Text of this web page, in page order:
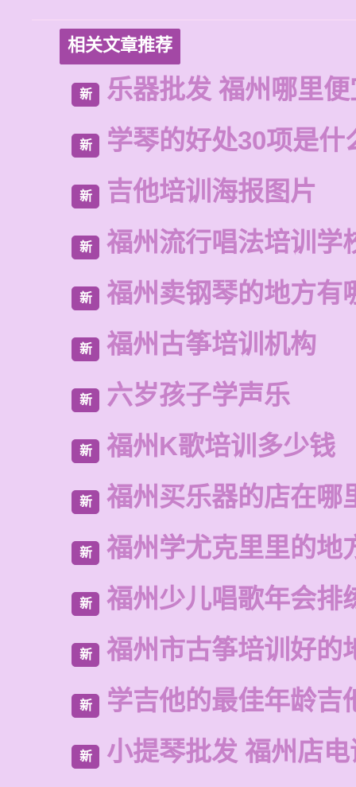
相关文章推荐
新 乐器批发 福州哪里
新 学琴的好处30项是什
新 吉他培训海报图片
新 福州流行唱法培训学
新 福州卖钢琴的地方有
新 福州古筝培训机构
新 六岁孩子学声乐
新 福州K歌培训多少钱
新 福州买乐器的店在哪
新 福州学尤克里里的地
新 福州少儿唱歌年会排
新 福州市古筝培训好的
新 学吉他的最佳年龄吉
新 小提琴批发 福州店